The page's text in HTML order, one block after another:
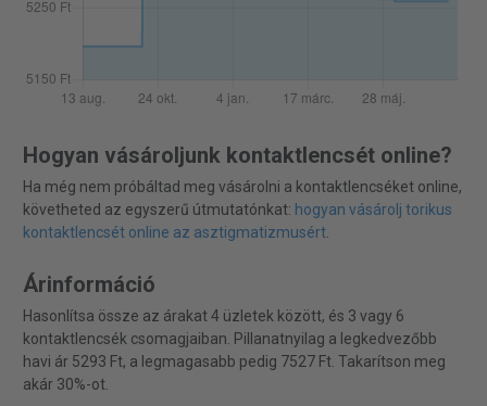
Hogyan vásároljunk kontaktlencsét online?
Ha még nem próbáltad meg vásárolni a kontaktlencséket online,
követheted az egyszerű útmutatónkat: hogyan vásárolj torikus
kontaktlencsét online az asztigmatizmusért.
Árinformáció
Hasonlítsa össze az árakat 4 üzletek között, és 3 vagy 6
kontaktlencsék csomagjaiban. Pillanatnyilag a legkedvezőbb
havi ár 5293 Ft, a legmagasabb pedig 7527 Ft. Takarítson meg
akár 30%-ot.